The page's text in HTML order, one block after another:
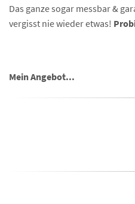
Das ganze sogar messbar &
vergisst nie wieder etwas!
Mein Angebot...